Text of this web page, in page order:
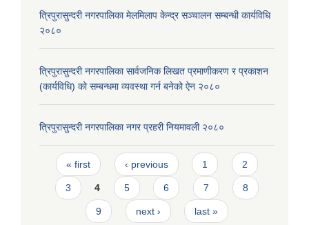
त्रिपुरासुन्दरी नगरपालिका मेलमिलाप केन्द्र सञ्चालन सम्बन्धी कार्यविधि
२०८०
त्रिपुरासुन्दरी नगरपालिका सार्वजनिक लिखत प्रमाणीकरण र प्रकाशन
(कार्यविधि) को सम्बन्धमा व्यवस्था गर्न बनेको ऐन २०८०
त्रिपुरासुन्दरी नगरपालिका नगर प्रहरी नियमावली २०८०
Pages
« first ‹ previous 1 2
3 4 5 6 7 8
9 next › last »